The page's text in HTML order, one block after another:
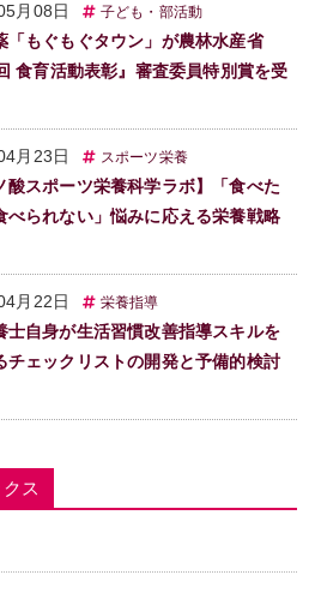
月08日 子ども・部活動
「もぐもぐタウン」が農林水産省
食育活動表彰』審査委員特別賞を受
月23日 スポーツ栄養
酸スポーツ栄養科学ラボ】「食べた
べられない」悩みに応える栄養戦略
月22日 栄養指導
士自身が生活習慣改善指導スキルを
チェックリストの開発と予備的検討
ス